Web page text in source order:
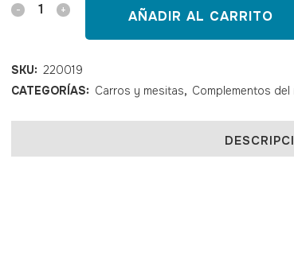
Carro
sucia
plegable
AÑADIR AL CARRITO
SKU: 220019
CATEGORÍAS: Carros y mesitas, Complementos